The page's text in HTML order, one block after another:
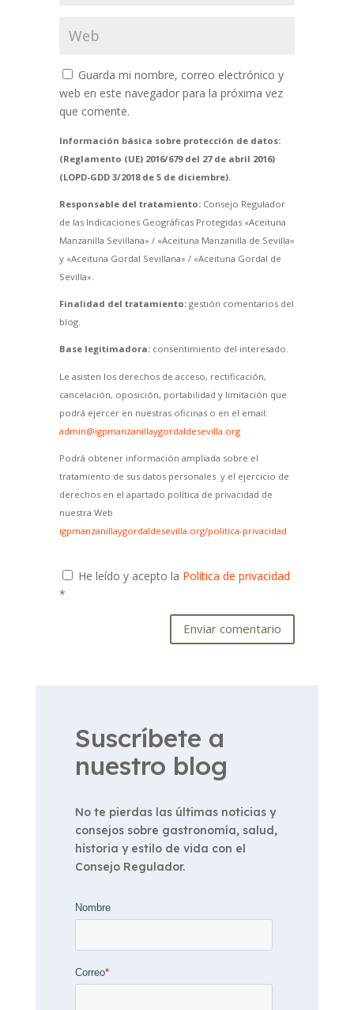
Guarda mi nombre, correo electrónico y
web en este navegador para la próxima vez
que comente.
Información básica sobre protección de datos:
(Reglamento (UE) 2016/679 del 27 de abril 2016)
(LOPD-GDD 3/2018 de 5 de diciembre).
Responsable del tratamiento:Consejo Regulador
de las Indicaciones Geográficas Protegidas «Aceituna
Manzanilla Sevillana» / «Aceituna Manzanilla de Sevilla»
y «Aceituna Gordal Sevillana» / «Aceituna Gordal de
Sevilla».
Finalidad del tratamiento:gestión comentarios del
blog.
Base legitimadora:consentimiento del interesado.
Le asisten los derechos de acceso, rectificación,
cancelación, oposición, portabilidad y limitación que
podrá ejercer en nuestras oficinas o en el email:
admin@igpmanzanillaygordaldesevilla.org
Podrá obtener información ampliada sobre el
tratamiento de sus datos personales y el ejercicio de
derechos en el apartado política de privacidad de
nuestra Web
igpmanzanillaygordaldesevilla.org/politica-privacidad
He leído y acepto la Política de privacidad
*
Enviar comentario
Suscríbete a
nuestro blog
No te pierdas las últimas noticias y
consejos sobre gastronomía, salud,
historia y estilo de vida con el
Consejo Regulador.